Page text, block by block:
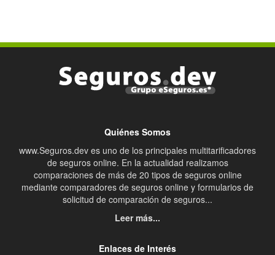
Quiénes Somos
www.Seguros.dev es uno de los principales multitarificadores
de seguros online. En la actualidad realizamos
comparaciones de más de 20 tipos de seguros online
mediante comparadores de seguros online y formularios de
solicitud de comparación de seguros...
Leer más...
Enlaces de Interés